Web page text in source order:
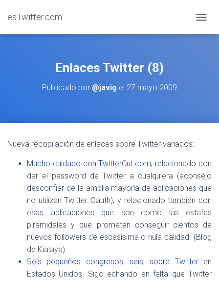
esTwitter.com
Enlaces Twitter (8)
Publicado por @javig el 27 mayo 2009
Nueva recopilación de enlaces sobre Twitter variados:
Mucho cuidado con TwitterCut.com, relacionado con
dar el password de Twitter a cualquiera (aconsejo
desconfiar de la amplia mayoría de aplicaciones que
no utilizan Twitter Oauth), y relacionado también con
esas aplicaciones que son como las estafas
piramidales y que prometen conseguir cientos de
nuevos followers de escasísima o nula calidad. (Blog
de Kialaya)
Seis pequeños congresos, seis, sobre Twitteren
Estados Unidos. Sigo echando en falta que Twitter